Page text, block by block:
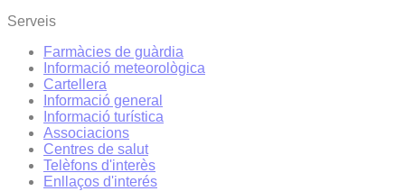
Serveis
Farmàcies de guàrdia
Informació meteorològica
Cartellera
Informació general
Informació turística
Associacions
Centres de salut
Telèfons d'interès
Enllaços d'interés